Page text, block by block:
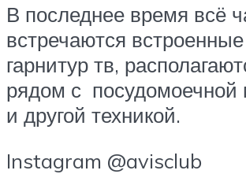
В последнее время всё
встречаются
гарнитур тв,
рядом с
и другой техникой.
Instagram @avisclub